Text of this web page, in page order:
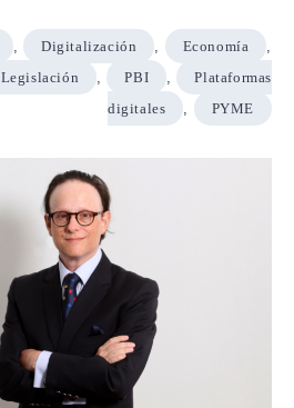
, Digitalización , Economía
,
Legislación , PBI ,
Plataformas
digitales
, PYME